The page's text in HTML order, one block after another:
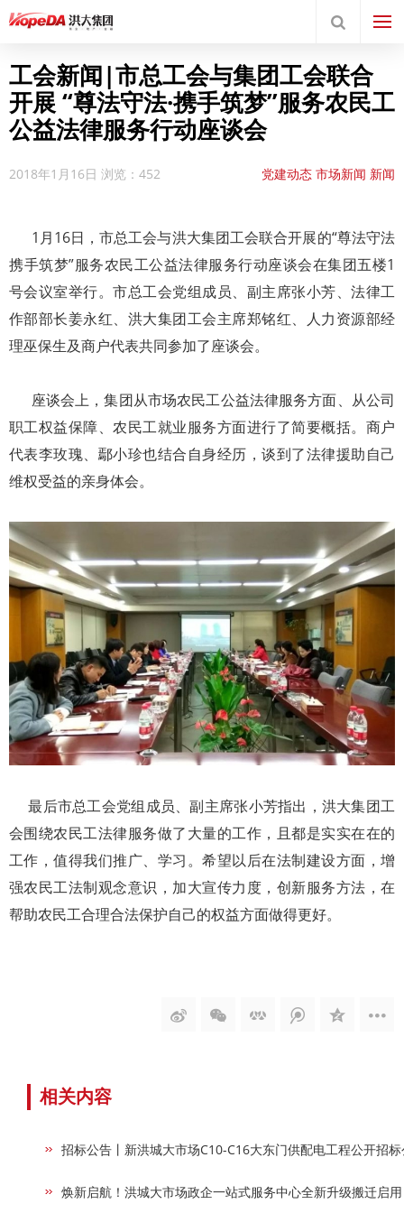
工会新闻|市总工会与集团工会联合
开展 “尊法守法·携手筑梦”服务农民工
公益法律服务行动座谈会
2018年1月16日 浏览：452 党建动态 市场新闻 新闻
1月16日，市总工会与洪大集团工会联合开展的“尊法守法
携手筑梦”服务农民工公益法律服务行动座谈会在集团五楼1
号会议室举行。市总工会党组成员、副主席张小芳、法律工
作部部长姜永红、洪大集团工会主席郑铭红、人力资源部经
理巫保生及商户代表共同参加了座谈会。
座谈会上，集团从市场农民工公益法律服务方面、从公司
职工权益保障、农民工就业服务方面进行了简要概括。商户
代表李玫瑰、鄢小珍也结合自身经历，谈到了法律援助自己
维权受益的亲身体会。
最后市总工会党组成员、副主席张小芳指出，洪大集团工
会围绕农民工法律服务做了大量的工作，且都是实实在在的
工作，值得我们推广、学习。希望以后在法制建设方面，增
强农民工法制观念意识，加大宣传力度，创新服务方法，在
帮助农民工合理合法保护自己的权益方面做得更好。
相关内容
招标公告丨新洪城大市场C10-C16大东门供配电工程公开招
焕新启航！洪城大市场政企一站式服务中心全新升级搬迁启用